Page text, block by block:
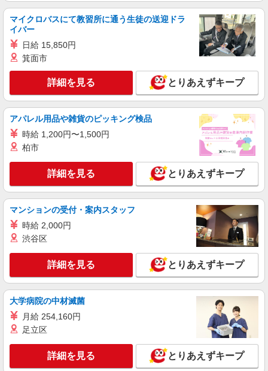
栃木市｜未経験でも大丈夫◎研修が手厚い有料
住宅の介護♪
時給1500円〜2125円 ＜日払い有/週払い有/交
キープ 詳細を見る
派遣社員
株式会社kotrio /●UT-H-2068854
栃木市の小さいデイサービス★残業なし♪日勤
時給1500円〜2125円 ＜日払い有/週払い有/交
通費全支給(ガソリン代含む)＞
栃木市//栃木駅の近く
キープ 詳細を見る
派遣社員
株式会社kotrio /●UT-H-1959412
栃木市｜リハビリ補助などのデイサービス
STAFF♪未経験OK
時給1500円〜2125円 ＜日払い有/週払い有/交
キープ 詳細を見る
マイクロバスにて教習所に通う生徒の送迎ドラ
イバー
日給 15,850円
箕面市
詳細を見る とりあえずキープ
アパレル用品や雑貨のピッキング検品
時給 1,200円〜1,500円
柏市
詳細を見る とりあえずキープ
マンションの受付・案内スタッフ
時給 2,000円
渋谷区
詳細を見る とりあえずキープ
大学病院の中材滅菌
月給 254,160円
足立区
詳細を見る とりあえずキープ